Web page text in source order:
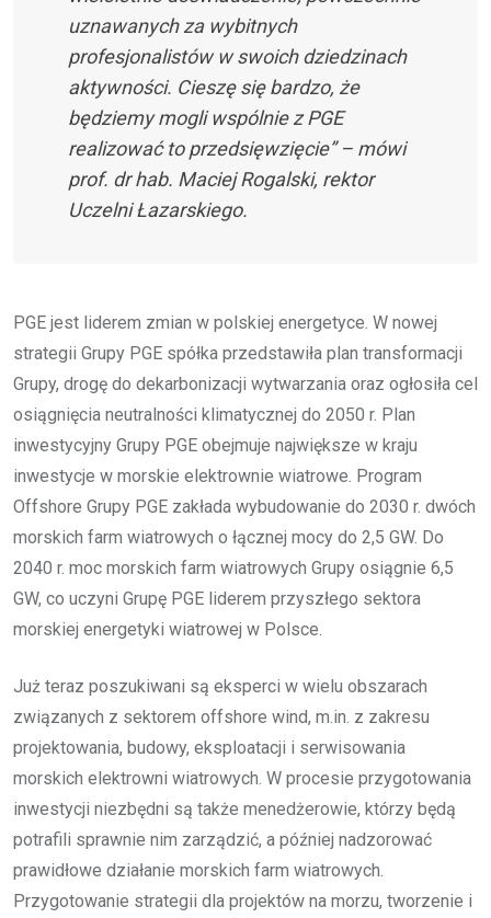
uznawanych za wybitnych
profesjonalistów w swoich dziedzinach
aktywności. Cieszę się bardzo, że
będziemy mogli wspólnie z PGE
realizować to przedsięwzięcie” – mówi
prof. dr hab. Maciej Rogalski, rektor
Uczelni Łazarskiego.
PGE jest liderem zmian w polskiej energetyce. W nowej
strategii Grupy PGE spółka przedstawiła plan transformacji
Grupy, drogę do dekarbonizacji wytwarzania oraz ogłosiła cel
osiągnięcia neutralności klimatycznej do 2050 r. Plan
inwestycyjny Grupy PGE obejmuje największe w kraju
inwestycje w morskie elektrownie wiatrowe. Program
Offshore Grupy PGE zakłada wybudowanie do 2030 r. dwóch
morskich farm wiatrowych o łącznej mocy do 2,5 GW. Do
2040 r. moc morskich farm wiatrowych Grupy osiągnie 6,5
GW, co uczyni Grupę PGE liderem przyszłego sektora
morskiej energetyki wiatrowej w Polsce.
Już teraz poszukiwani są eksperci w wielu obszarach
związanych z sektorem offshore wind, m.in. z zakresu
projektowania, budowy, eksploatacji i serwisowania
morskich elektrowni wiatrowych. W procesie przygotowania
inwestycji niezbędni są także menedżerowie, którzy będą
potrafili sprawnie nim zarządzić, a później nadzorować
prawidłowe działanie morskich farm wiatrowych.
Przygotowanie strategii dla projektów na morzu, tworzenie i